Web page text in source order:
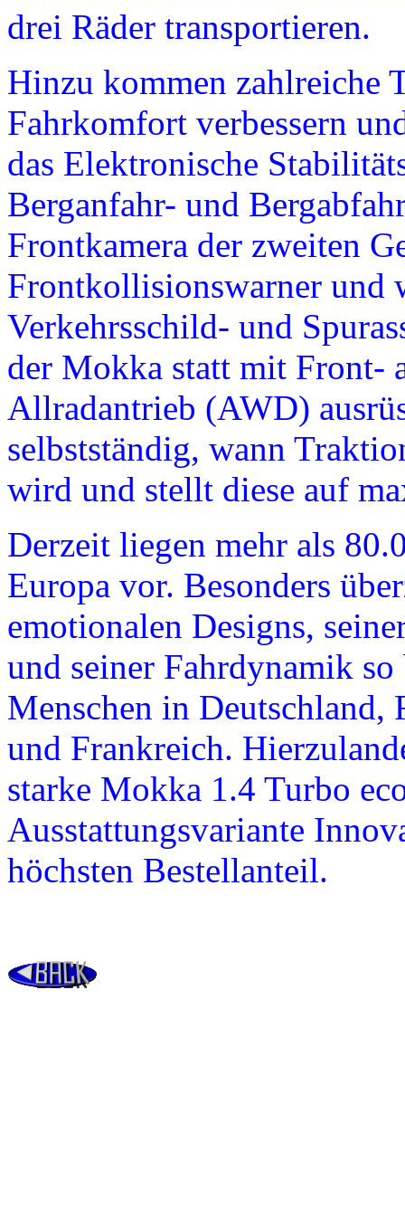
drei Räder transportieren.
Hinzu kommen zahlreiche
Fahrkomfort verbessern
das Elektronische
Berganfahr- und
Frontkamera der zweiten
Frontkollisionswarner und
Verkehrsschild- und
der Mokka statt mit Front-
Allradantrieb (AWD)
selbstständig, wann
wird und stellt diese auf
Derzeit liegen mehr als
Europa vor. Besonders
emotionalen Designs,
und seiner Fahrdynamik
Menschen in
und Frankreich.
starke Mokka 1.4 Turbo
Ausstattungsvariante
höchsten Bestellanteil.